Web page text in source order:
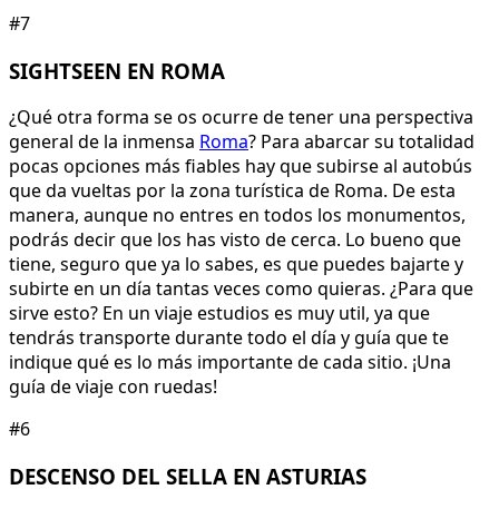
#7
SIGHTSEEN EN ROMA
¿Qué otra forma se os ocurre de tener una perspectiva
general de la inmensa Roma? Para abarcar su totalidad
pocas opciones más fiables hay que subirse al autobús
que da vueltas por la zona turística de Roma. De esta
manera, aunque no entres en todos los monumentos,
podrás decir que los has visto de cerca. Lo bueno que
tiene, seguro que ya lo sabes, es que puedes bajarte y
subirte en un día tantas veces como quieras. ¿Para que
sirve esto? En un viaje estudios es muy util, ya que
tendrás transporte durante todo el día y guía que te
indique qué es lo más importante de cada sitio. ¡Una
guía de viaje con ruedas!
#6
DESCENSO DEL SELLA EN ASTURIAS